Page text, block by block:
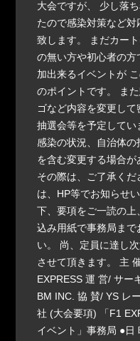
大会ですが、 少し落
たので感染対策など
致します。 まだカー
の無い方や初心者の方
加出来るイベントが
のポイントです。 ま
ゴなど内容を変更し
抽選会等を予定してい
感染の状況、自治体の
を含む変更する場合が
その際は、ご了承くだ
は、HP等でお知らせ
下、要項をご一読の上
込み用紙で事務局まで
い。 尚、定員に達し
させて頂きます。 主
EXPRESS 運 営/ サー
BM INC. 協 賛/ YS レ
社 (大会要項) 「F1
イベント」事務局 ●日